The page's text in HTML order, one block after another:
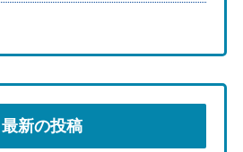
最新の投稿